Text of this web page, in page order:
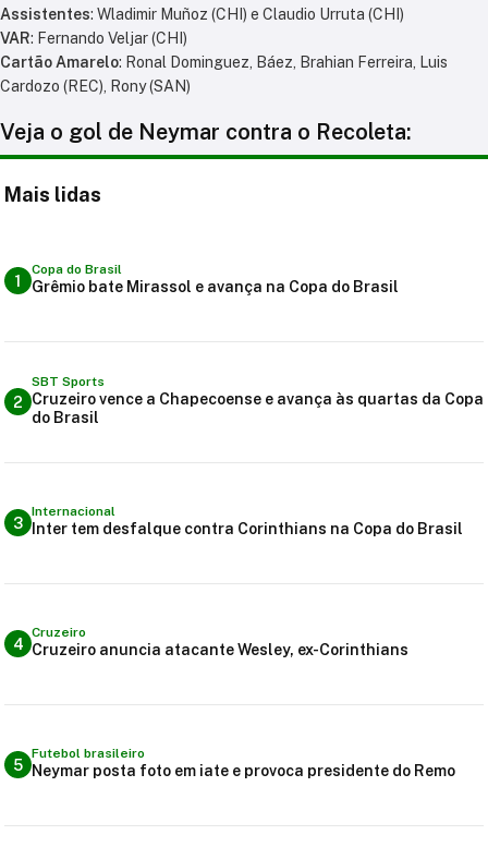
Assistentes: Wladimir Muñoz (CHI) e Claudio Urruta (CHI)
VAR: Fernando Veljar (CHI)
Cartão Amarelo: Ronal Dominguez, Báez, Brahian Ferreira, Luis
Cardozo (REC), Rony (SAN)
Veja o gol de Neymar contra o Recoleta:
Mais lidas
1
Copa do Brasil
Grêmio bate Mirassol e avança na Copa do Brasil
2
SBT Sports
Cruzeiro vence a Chapecoense e avança às quartas da Copa
do Brasil
3
Internacional
Inter tem desfalque contra Corinthians na Copa do Brasil
4
Cruzeiro
Cruzeiro anuncia atacante Wesley, ex-Corinthians
5
Futebol brasileiro
Neymar posta foto em iate e provoca presidente do Remo